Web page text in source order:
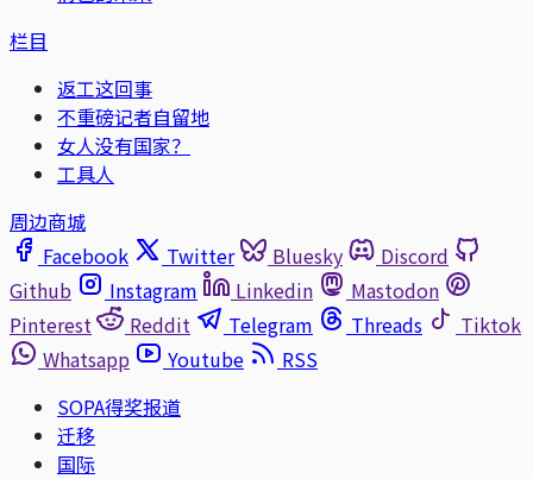
栏目
返工这回事
不重磅记者自留地
女人没有国家？
工具人
周边商城
Facebook
Twitter Bluesky
Discord
Github
Instagram Linkedin
Mastodon
Pinterest
Reddit Telegram Threads
Tiktok
Whatsapp
Youtube
RSS
SOPA得奖报道
迁移
国际